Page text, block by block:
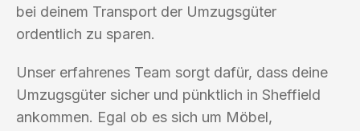
bei deinem Transport der Umzugsgüter
ordentlich zu sparen.
Unser erfahrenes Team sorgt dafür, dass deine
Umzugsgüter sicher und pünktlich in Sheffield
ankommen. Egal ob es sich um Möbel,